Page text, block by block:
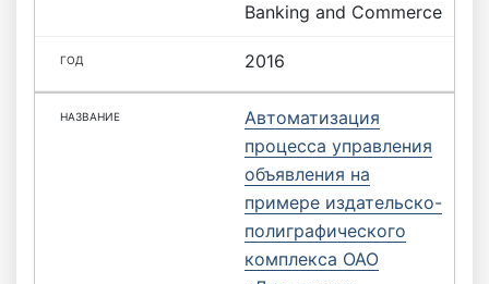
Banking and Commerce
2016
Автоматизация
процесса управления
объявления на
примере издательско-
полиграфического
комплекса ОАО